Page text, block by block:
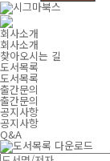
회사소개
회사소개
찾아오시는 길
도서목록
도서목록
출간문의
출간문의
공지사항
공지사항
Q&A